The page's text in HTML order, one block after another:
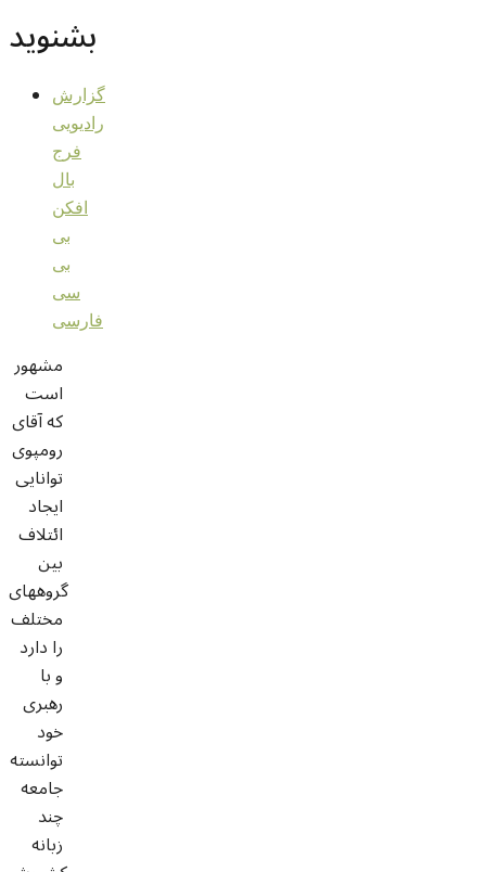
بشنوید
گزارش
رادیویی
فرج
بال
افکن
بی
بی
سی
فارسی
مشهور
است
که آقای
رومپوی
توانایی
ایجاد
ائتلاف
بین
گروههای
مختلف
را دارد
و با
رهبری
خود
توانسته
جامعه
چند
زبانه